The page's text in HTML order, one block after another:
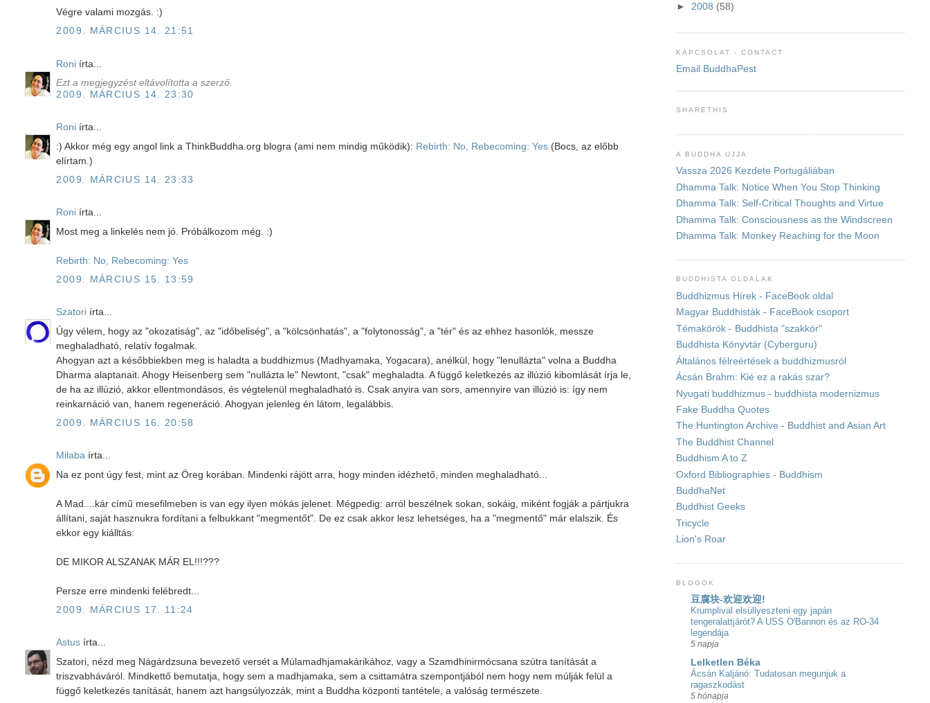
Végre valami mozgás. :)
2009. MÁRCIUS 14. 21:51
Roni írta...
Ezt a megjegyzést eltávolította a szerző.
2009. MÁRCIUS 14. 23:30
Roni írta...
:) Akkor még egy angol link a ThinkBuddha.org blogra (ami nem mindig működik): Rebirth: No, Rebecoming: Yes (Bocs, az előbb
elírtam.)
2009. MÁRCIUS 14. 23:33
Roni írta...
Most meg a linkelés nem jó. Próbálkozom még. :)
Rebirth: No, Rebecoming: Yes
2009. MÁRCIUS 15. 13:59
Szatori írta...
Úgy vélem, hogy az "okozatiság", az "időbeliség", a "kölcsönhatás", a "folytonosság", a "tér" és az ehhez hasonlók, messze
meghaladható, relatív fogalmak.
Ahogyan azt a későbbiekben meg is haladta a buddhizmus (Madhyamaka, Yogacara), anélkül, hogy "lenullázta" volna a Buddha
Dharma alaptanait. Ahogy Heisenberg sem "nullázta le" Newtont, "csak" meghaladta. A függő keletkezés az illúzió kibomlását írja le,
de ha az illúzió, akkor ellentmondásos, és végtelenül meghaladható is. Csak anyira van sors, amennyire van illúzió is: így nem
reinkarnáció van, hanem regeneráció. Ahogyan jelenleg én látom, legalábbis.
2009. MÁRCIUS 16. 20:58
Milaba írta...
Na ez pont úgy fest, mint az Öreg korában. Mindenki rájött arra, hogy minden idézhető, minden meghaladható...
A Mad....kár című mesefilmeben is van egy ilyen mókás jelenet. Mégpedig: arról beszélnek sokan, sokáig, miként fogják a pártjukra
állítani, saját hasznukra fordítani a felbukkant "megmentőt". De ez csak akkor lesz lehetséges, ha a "megmentő" már elalszik. És
ekkor egy kiálltás:
DE MIKOR ALSZANAK MÁR EL!!!???
Persze erre mindenki felébredt...
2009. MÁRCIUS 17. 11:24
Astus írta...
Szatori, nézd meg Nágárdzsuna bevezető versét a Múlamadhjamakárikához, vagy a Szamdhinirmócsana szútra tanítását a
triszvabháváról. Mindkettő bemutatja, hogy sem a madhjamaka, sem a csittamátra szempontjából nem hogy nem múlják felül a
függő keletkezés tanítását, hanem azt hangsúlyozzák, mint a Buddha központi tantétele, a valóság természete.
► 2008 (58)
KAPCSOLAT - CONTACT
Email BuddhaPest
SHARETHIS
A BUDDHA UJJA
Vassza 2026 Kezdete Portugáliában
Dhamma Talk: Notice When You Stop Thinking
Dhamma Talk: Self-Critical Thoughts and Virtue
Dhamma Talk: Consciousness as the Windscreen
Dhamma Talk: Monkey Reaching for the Moon
BUDDHISTA OLDALAK
Buddhizmus Hírek - FaceBook oldal
Magyar Buddhisták - FaceBook csoport
Témakörök - Buddhista "szakkör"
Buddhista Könyvtár (Cyberguru)
Általános félreértések a buddhizmusról
Ácsán Brahm: Kié ez a rakás szar?
Nyugati buddhizmus - buddhista modernizmus
Fake Buddha Quotes
The Huntington Archive - Buddhist and Asian Art
The Buddhist Channel
Buddhism A to Z
Oxford Bibliographies - Buddhism
BuddhaNet
Buddhist Geeks
Tricycle
Lion's Roar
BLOGOK
豆腐块-欢迎欢迎!
Krumplival elsüllyeszteni egy japán
tengeralattjárót? A USS O'Bannon és az RO-34
legendája
5 napja
Lelketlen Béka
Ácsán Kaljánó: Tudatosan megunjuk a
ragaszkodást
5 hónapja